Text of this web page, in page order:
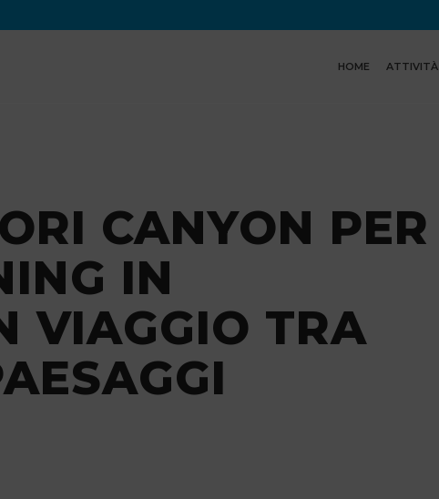
HOME ATTIVITÀ
CANYON PER
IN
VIAGGIO TRA